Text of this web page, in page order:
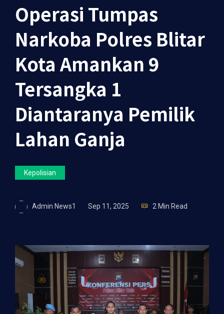
Operasi Tumpas
Narkoba Polres Blitar
Kota Amankan 9
Tersangka 1
Diantaranya Pemilik
Lahan Ganja
Kepolisian
Admin News1 Sep 11, 2025 2 Min Read